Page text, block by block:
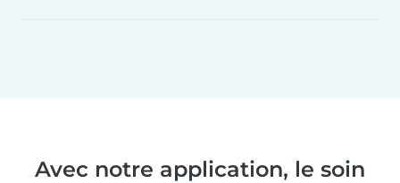
Avec notre application, le soin